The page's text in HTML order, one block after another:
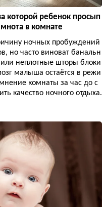
которой ребенок просып
в комнате
ночных пробуждений
но часто виноват банальн
неплотные шторы блоки
малыша остаётся в режи
комнаты за час до с
качество ночного отдыха.